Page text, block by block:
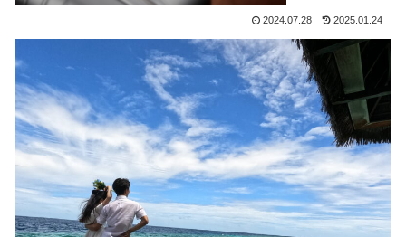
2024.07.28 2025.01.24